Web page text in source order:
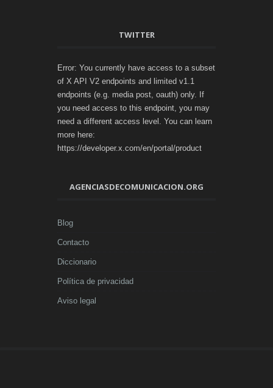
TWITTER
Error: You currently have access to a subset
of X API V2 endpoints and limited v1.1
endpoints (e.g. media post, oauth) only. If
you need access to this endpoint, you may
need a different access level. You can learn
more here:
https://developer.x.com/en/portal/product
AGENCIASDECOMUNICACION.ORG
Blog
Contacto
Diccionario
Política de privacidad
Aviso legal